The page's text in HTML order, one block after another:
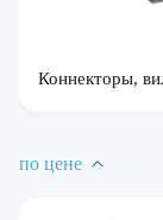
Коннекторы,
по цене